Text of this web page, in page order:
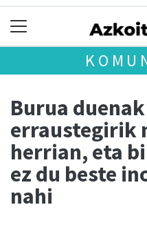
Burua
erraustegirik
herrian, eta
ez du beste
nahi